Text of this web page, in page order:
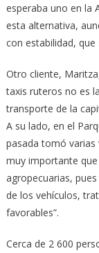
esperaba uno en la
esta alternativa,
con estabilidad,
Otro cliente,
taxis ruteros no es
transporte de la
A su lado, en el
pasada tomó varias
muy importante
agropecuarias,
de los vehículos,
favorables”.
Cerca de 2 600